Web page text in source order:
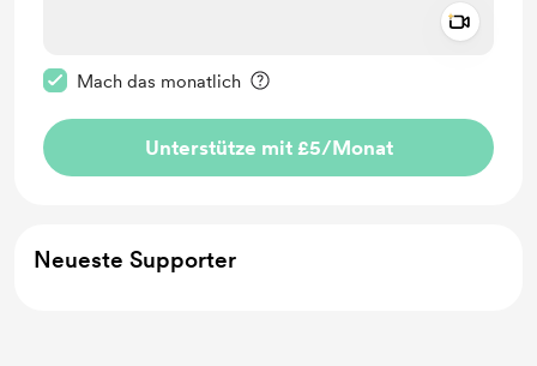
Mach das monatlich
Unterstütze mit £5/Monat
Neueste Supporter